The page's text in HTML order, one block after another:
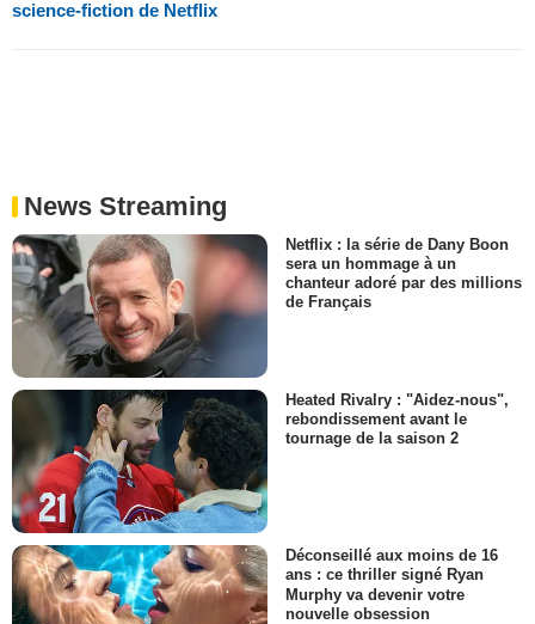
science-fiction de Netflix
News Streaming
Netflix : la série de Dany Boon
sera un hommage à un
chanteur adoré par des millions
de Français
Heated Rivalry : "Aidez-nous",
rebondissement avant le
tournage de la saison 2
Déconseillé aux moins de 16
ans : ce thriller signé Ryan
Murphy va devenir votre
nouvelle obsession